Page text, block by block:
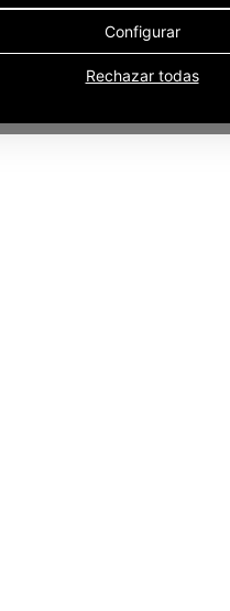
Configurar
Rechazar todas